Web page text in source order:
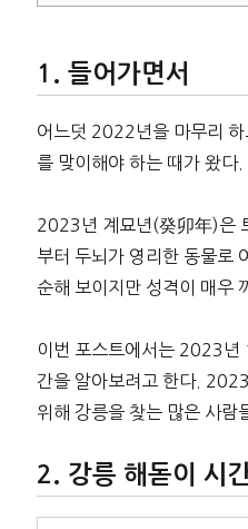
들어가면서
어느덧 2022년을 마무리
를 맞이해야 하는 때가 왔다.
2023년 계묘년(癸卯年)은
부터 두뇌가 영리한 동물로
순해 보이지만 성격이 매우
이번 포스트에서는 2023년
간을 알아보려고 한다.
위해 강릉을 찾는 많은 사람
강릉 해돋이 시